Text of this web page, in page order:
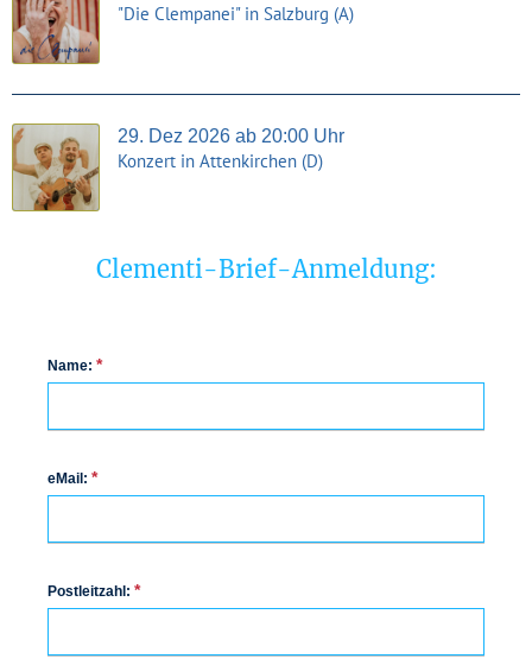
"Die Clempanei" in Salzburg (A)
29. Dez 2026 ab 20:00 Uhr
Konzert in Attenkirchen (D)
Clementi-Brief-Anmeldung:
Name: *
eMail: *
Postleitzahl: *